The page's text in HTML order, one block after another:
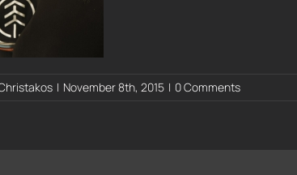
| November 8th, 2015 | 0 Comments